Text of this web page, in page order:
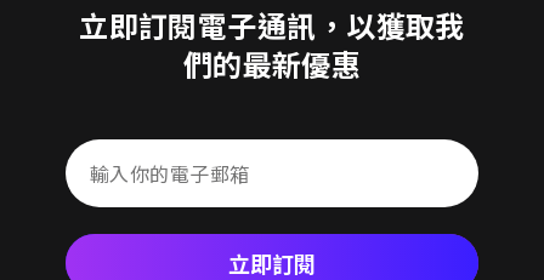
立即訂閱電子通訊，以獲取我
們的最新優惠
立即訂閱